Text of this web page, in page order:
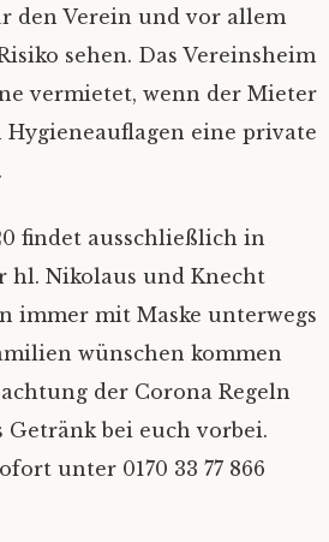
den Verein und vor allem
sehen. Das Vereinsheim
vermietet, wenn der Mieter
eine private
findet ausschließlich in
hl. Nikolaus und Knecht
immer mit Maske unterwegs
wünschen kommen
der Corona Regeln
Getränk bei euch vorbei.
unter 0170 33 77 866